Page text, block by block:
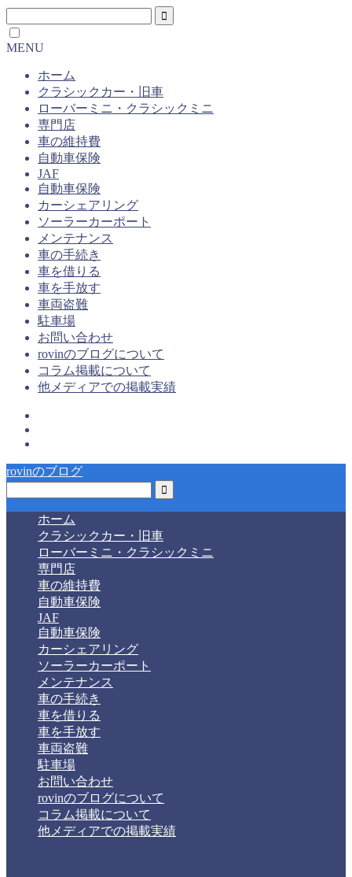
MENU
ホーム
クラシックカー・旧車
ローバーミニ・クラシックミニ
専門店
車の維持費
自動車保険
JAF
自動車保険
カーシェアリング
ソーラーカーポート
メンテナンス
車の手続き
車を借りる
車を手放す
車両盗難
駐車場
お問い合わせ
rovinのブログについて
コラム掲載について
他メディアでの掲載実績
rovinのブログ
ホーム
クラシックカー・旧車
ローバーミニ・クラシックミニ
専門店
車の維持費
自動車保険
JAF
自動車保険
カーシェアリング
ソーラーカーポート
メンテナンス
車の手続き
車を借りる
車を手放す
車両盗難
駐車場
お問い合わせ
rovinのブログについて
コラム掲載について
他メディアでの掲載実績